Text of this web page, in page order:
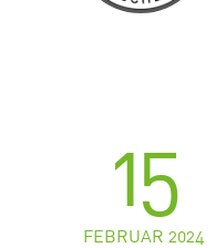
15
FEBRUAR 2024